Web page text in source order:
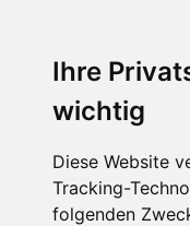
Ihre
wichtig
Diese Website
Tracking-
folgenden